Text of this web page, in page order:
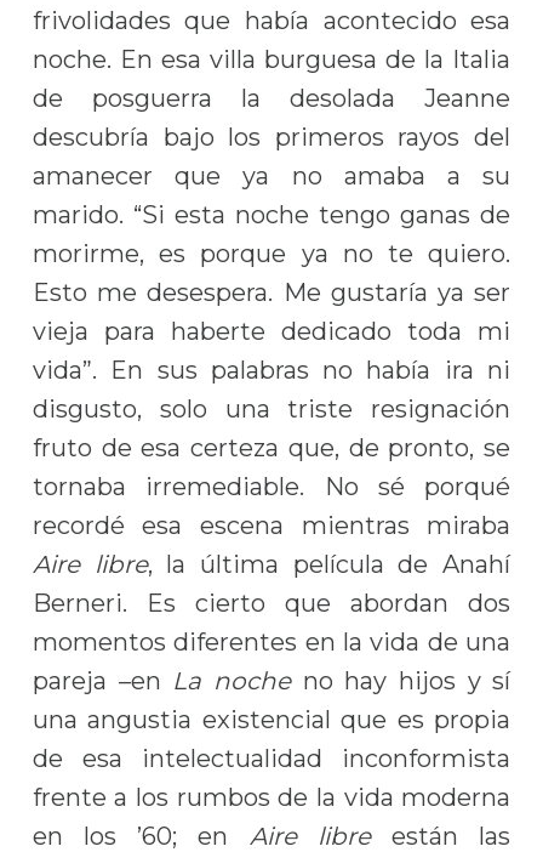
frivolidades que había acontecido esa
noche. En esa villa burguesa de la Italia
de posguerra la desolada Jeanne
descubría bajo los primeros rayos del
amanecer que ya no amaba a su
marido. “Si esta noche tengo ganas de
morirme, es porque ya no te quiero.
Esto me desespera. Me gustaría ya ser
vieja para haberte dedicado toda mi
vida”. En sus palabras no había ira ni
disgusto, solo una triste resignación
fruto de esa certeza que, de pronto, se
tornaba irremediable. No sé porqué
recordé esa escena mientras miraba
Aire libre, la última película de Anahí
Berneri. Es cierto que abordan dos
momentos diferentes en la vida de una
pareja –en La nocheno hay hijos y sí
una angustia existencial que es propia
de esa intelectualidad inconformista
frente a los rumbos de la vida moderna
en los ’60; en Aire libreestán las